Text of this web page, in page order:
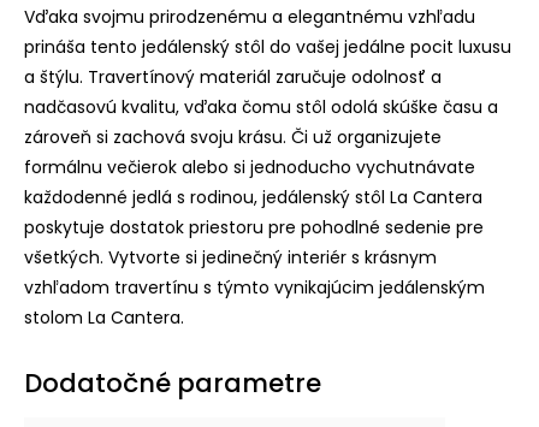
Vďaka svojmu prirodzenému a elegantnému vzhľadu
prináša tento jedálenský stôl do vašej jedálne pocit luxusu
a štýlu. Travertínový materiál zaručuje odolnosť a
nadčasovú kvalitu, vďaka čomu stôl odolá skúške času a
zároveň si zachová svoju krásu. Či už organizujete
formálnu večierok alebo si jednoducho vychutnávate
každodenné jedlá s rodinou, jedálenský stôl La Cantera
poskytuje dostatok priestoru pre pohodlné sedenie pre
všetkých. Vytvorte si jedinečný interiér s krásnym
vzhľadom travertínu s týmto vynikajúcim jedálenským
stolom La Cantera.
Dodatočné parametre